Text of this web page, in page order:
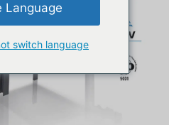
Chinese
Language
switch language